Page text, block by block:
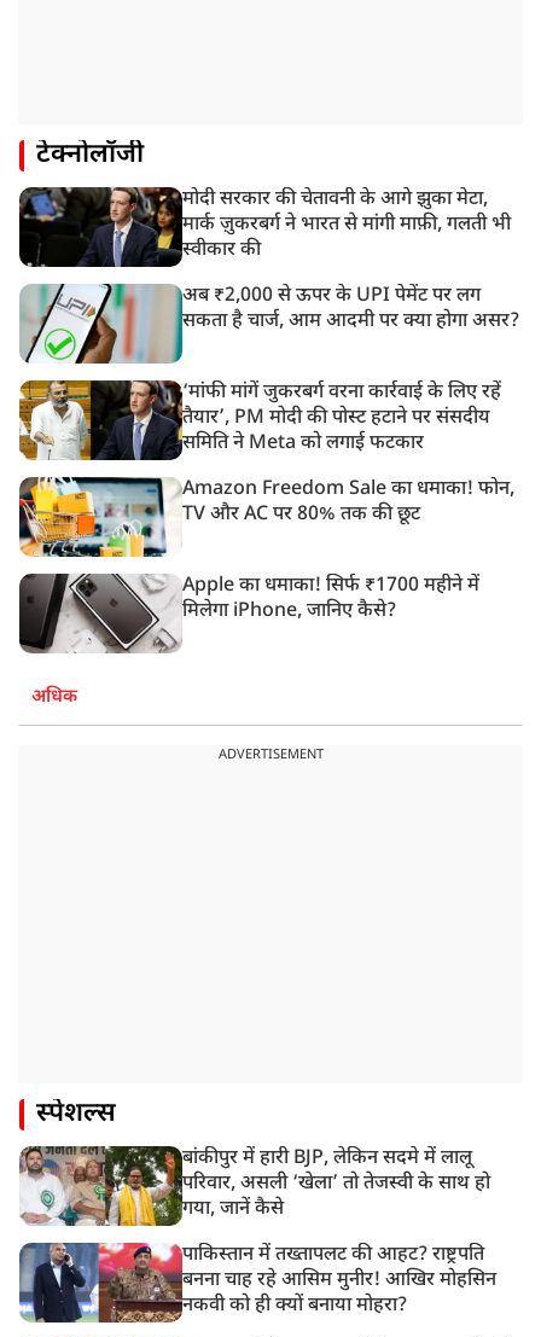
टेक्नोलॉजी
मोदी सरकार की चेतावनी के आगे झुका मेटा,
मार्क ज़ुकरबर्ग ने भारत से मांगी माफ़ी, गलती भी
स्वीकार की
अब ₹2,000 से ऊपर के UPI पेमेंट पर लग
सकता है चार्ज, आम आदमी पर क्या होगा असर?
‘मांफी मांगें जुकरबर्ग वरना कार्रवाई के लिए रहें
तैयार’, PM मोदी की पोस्ट हटाने पर संसदीय
समिति ने Meta को लगाई फटकार
Amazon Freedom Sale का धमाका! फोन,
TV और AC पर 80% तक की छूट
Apple का धमाका! सिर्फ ₹1700 महीने में
मिलेगा iPhone, जानिए कैसे?
अधिक
ADVERTISEMENT
स्पेशल्स
बांकीपुर में हारी BJP, लेकिन सदमे में लालू
परिवार, असली ‘खेला’ तो तेजस्वी के साथ हो
गया, जानें कैसे
पाकिस्तान में तख्तापलट की आहट? राष्ट्रपति
बनना चाह रहे आसिम मुनीर! आखिर मोहसिन
नकवी को ही क्यों बनाया मोहरा?